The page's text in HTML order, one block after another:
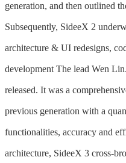
generation, and then outlined
Subsequently, SideeX 2
architecture & UI redesigns,
development The lead Wen
released. It was a
previous generation with a
functionalities, accuracy and
architecture, SideeX 3 cross-